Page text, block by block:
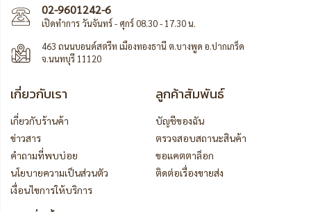
02-9601242-6
เปิดทำการ วันจันทร์ - ศุกร์ 08.30 - 17.30 น.
463 ถนนบอนด์สตรีท เมืองทองธานี ต.บางพูด อ.ปากเกร็ด
จ.นนทบุรี 11120
เกี่ยวกับเรา
เกี่ยวกับร้านค้า
ข่าวสาร
คำถามที่พบบ่อย
นโยบายความเป็นส่วนตัว
เงื่อนไขการให้บริการ
ลูกค้าสัมพันธ์
บัญชีของฉัน
ตรวจสอบสถานะสินค้า
ขอแคตตาล็อก
ติดต่อเรื่องขายส่ง